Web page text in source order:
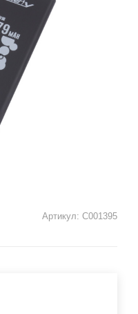
Артикул: C001395